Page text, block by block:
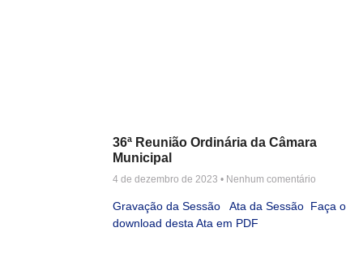
36ª Reunião Ordinária da Câmara
Municipal
4 de dezembro de 2023 Nenhum comentário
Gravação da Sessão Ata da Sessão Faça o
download desta Ata em PDF